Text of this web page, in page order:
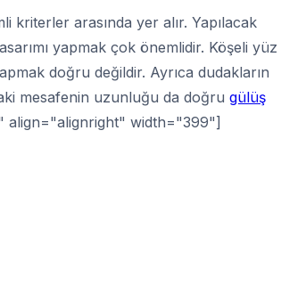
kriterler arasında yer alır. Yapılacak
yapmak çok önemlidir. Köşeli yüz
doğru değildir. Ayrıca dudakların
mesafenin uzunluğu da doğru gülüş
align="alignright" width="399"]